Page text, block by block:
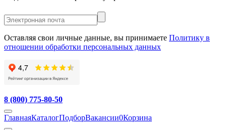
Оставляя свои личные данные, вы принимаете Политику в
отношении обработки персональных данных
8 (800) 775-80-50
ГлавнаяКаталогПодборВакансии0Корзина